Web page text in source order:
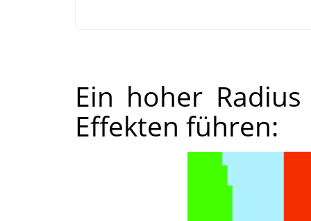
Ein hoher
Effekten führen: